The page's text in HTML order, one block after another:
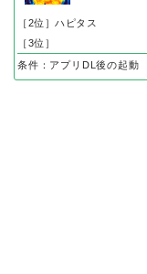
［2位］ハピタス
［3位］
条件：アプリDL後の起動